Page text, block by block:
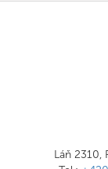
Láň 2310,